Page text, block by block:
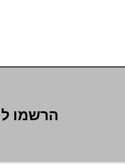
הרשמו